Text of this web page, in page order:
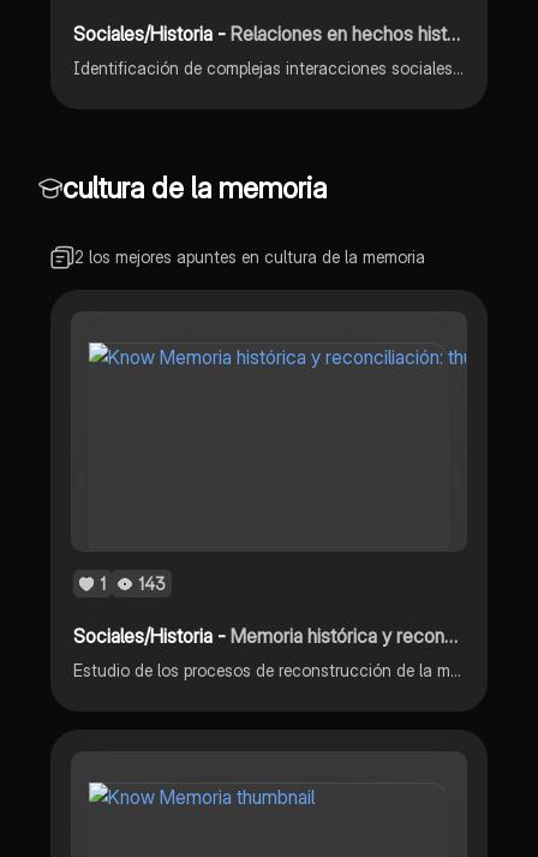
Sociales/Historia -Relaciones en hechos históricos:
Identificación de complejas interacciones sociales, políticas, económicas y culturales en los acontecimientos del pasado.
cultura de la memoria
2 los mejores apuntes en cultura de la memoria
1 143
Sociales/Historia -Memoria histórica y reconciliación:
Estudio de los procesos de reconstrucción de la memoria y la reconciliación después de conflictos y dictaduras.